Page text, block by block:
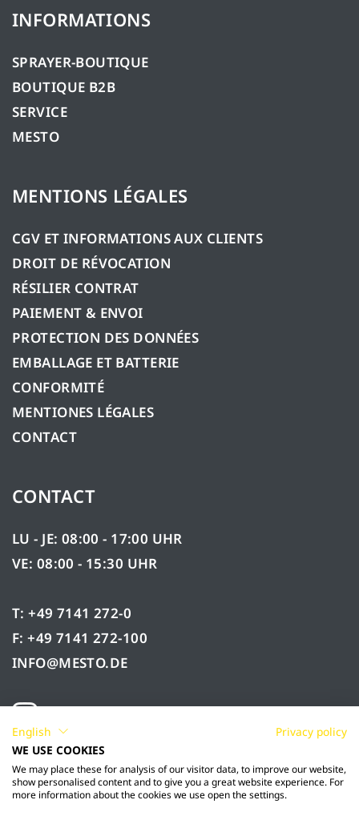
INFORMATIONS
SPRAYER-BOUTIQUE
BOUTIQUE B2B
SERVICE
MESTO
MENTIONS LÉGALES
CGV ET INFORMATIONS AUX CLIENTS
DROIT DE RÉVOCATION
RÉSILIER CONTRAT
PAIEMENT & ENVOI
PROTECTION DES DONNÉES
EMBALLAGE ET BATTERIE
CONFORMITÉ
MENTIONES LÉGALES
CONTACT
CONTACT
LU - JE: 08:00 - 17:00 UHR
VE: 08:00 - 15:30 UHR
T: +49 7141 272-0
F: +49 7141 272-100
INFO@MESTO.DE
English
Privacy policy
WE USE COOKIES
We may place these for analysis of our visitor data, to improve our website,
show personalised content and to give you a great website experience. For
more information about the cookies we use open the settings.